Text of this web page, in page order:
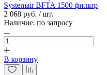
Systemair BFTA 1500 фильтр
2 068 руб. / шт.
Наличие: по запросу
В корзину